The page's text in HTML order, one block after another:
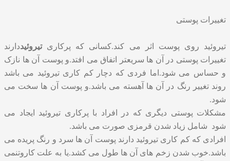
تغییرات پوستی
تیروئید روی پوست اثر می کند.کسانی که پرکاریتیروئیددارند
تغییرات پوستی در آن ها سریعتر اتفاق می افتد.و پوست آن ها نازک
و حساس می شود.اما فردی که دچار کم کاری تیروئید می باشد
روند تغییر رنگ در آن ها آهسته می باشد.و پوست آن ها سخت می
شود.
مشکلات پوستی دیگری که در افراد با پرکاری تیروئید ایجاد می
شود شامل زیاد شدن قرمزی صورت می باشد.
افرادی که کم کاری تیروئید دارند پوست آن ها سرد و رنگ پریده می
باشد.خوب شدن زخم های آن ها طول می کشد.یا به علت کاروتنمی